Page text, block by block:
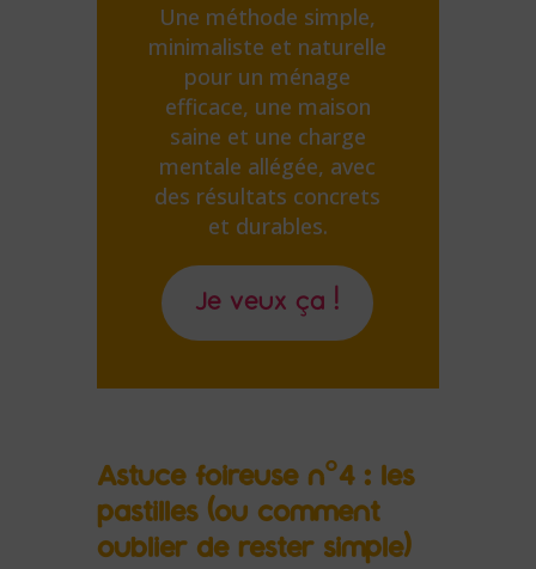
Une méthode simple,
minimaliste et naturelle
pour un ménage
efficace, une maison
saine et une charge
mentale allégée, avec
des résultats concrets
et durables.
Je veux ça !
Astuce foireuse n°4 : les
pastilles (ou comment
oublier de rester simple)